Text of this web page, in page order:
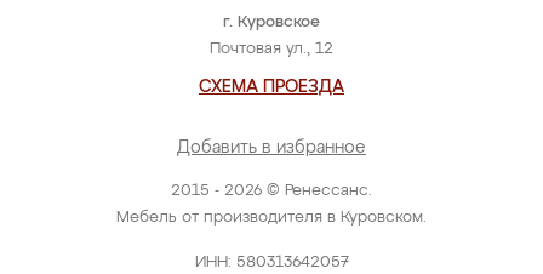
2015 - 2026 © Ренессанс.
Мебель от производителя в Куровском.
ИНН: 580313642057
г. Куровское
Почтовая ул., 12
СХЕМА ПРОЕЗДА
Добавить в избранное